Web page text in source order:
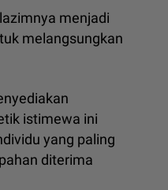
menjadi
melangsungkan
istimewa ini
yang paling
diterima